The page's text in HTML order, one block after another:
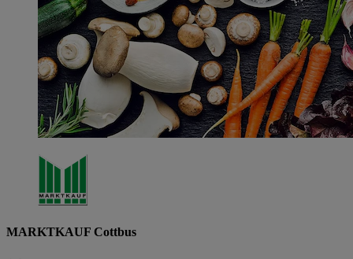
MARKTKAUF Cottbus